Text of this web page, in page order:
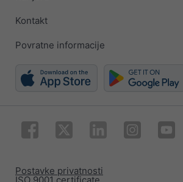
Kontakt
Povratne informacije
ISO 9001 certificate
Postavke privatnosti